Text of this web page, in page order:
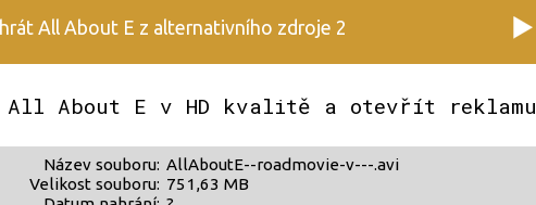
All About E z alternativního zdroje 2
All About E v HD kvalitě a otevřít reklamu
Název souboru:
Velikost souboru:
AllAboutE--roadmovie-v---.avi
751,63 MB